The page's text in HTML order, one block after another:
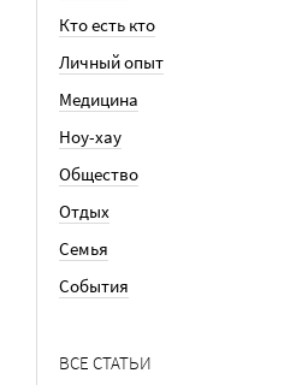
Кто есть кто
Личный опыт
Медицина
Ноу-хау
Общество
Отдых
Семья
События
ВСЕ СТАТЬИ